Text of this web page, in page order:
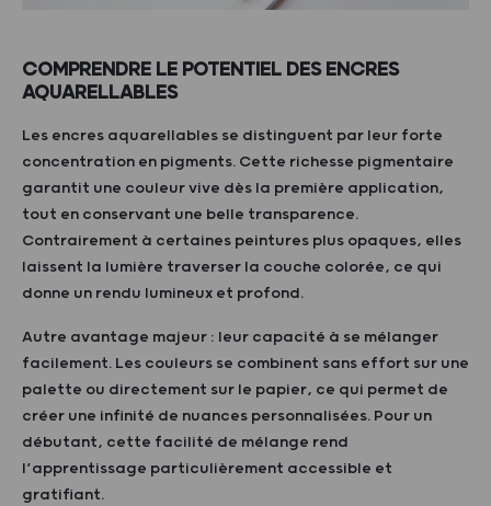
COMPRENDRE LE POTENTIEL DES ENCRES
AQUARELLABLES
Les encres aquarellables se distinguent par leur forte
concentration en pigments. Cette richesse pigmentaire
garantit une couleur vive dès la première application,
tout en conservant une belle transparence.
Contrairement à certaines peintures plus opaques, elles
laissent la lumière traverser la couche colorée, ce qui
donne un rendu lumineux et profond.
Autre avantage majeur : leur capacité à se mélanger
facilement. Les couleurs se combinent sans effort sur une
palette ou directement sur le papier, ce qui permet de
créer une infinité de nuances personnalisées. Pour un
débutant, cette facilité de mélange rend
l’apprentissage particulièrement accessible et
gratifiant.